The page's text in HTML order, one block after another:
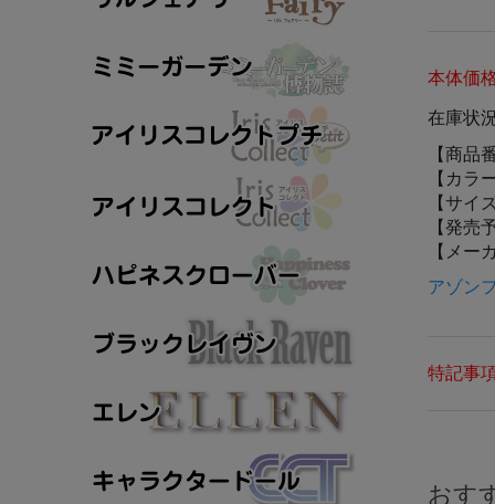
本体価
在庫状
【商品
【カラ
【サイ
【発売
【メー
アゾン
特記事
おす